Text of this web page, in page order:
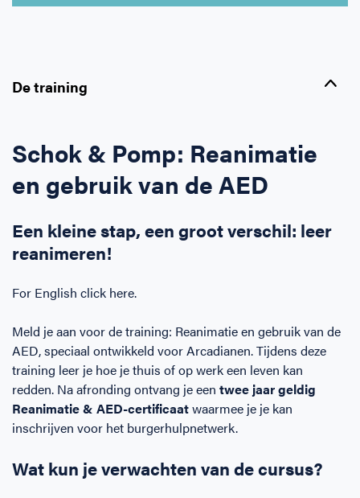
BHV voor Voortgezet Onderwijs
Werken bij Schok & Pomp
Offerte aanvragen
Inloggen
Inloggen
De training
Schok & Pomp: Reanimatie
en gebruik van de AED
Een kleine stap, een groot verschil: leer
reanimeren!
For English click here.
Meld je aan voor de training: Reanimatie en gebruik van de
AED, speciaal ontwikkeld voor Arcadianen. Tijdens deze
training leer je hoe je thuis of op werk een leven kan
redden. Na afronding ontvang je een twee jaar geldig
Reanimatie & AED-certificaatwaarmee je je kan
inschrijven voor het burgerhulpnetwerk.
Wat kun je verwachten van de cursus?